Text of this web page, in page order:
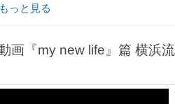
もっと見る
画『my new life』篇 横浜流